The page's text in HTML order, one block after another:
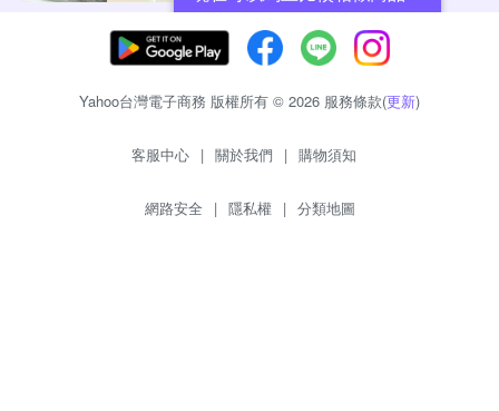
Yahoo台灣電子商務 版權所有 © 2026 服務條款(更新)
客服中心 | 關於我們 | 購物須知
網路安全 | 隱私權 | 分類地圖